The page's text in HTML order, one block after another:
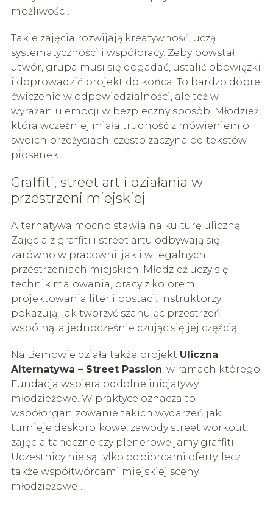
możliwości.
Takie zajęcia rozwijają kreatywność, uczą
systematyczności i współpracy. Żeby powstał
utwór, grupa musi się dogadać, ustalić obowiązki
i doprowadzić projekt do końca. To bardzo dobre
ćwiczenie w odpowiedzialności, ale też w
wyrażaniu emocji w bezpieczny sposób. Młodzież,
która wcześniej miała trudność z mówieniem o
swoich przeżyciach, często zaczyna od tekstów
piosenek.
Graffiti, street art i działania w
przestrzeni miejskiej
Alternatywa mocno stawia na kulturę uliczną.
Zajęcia z graffiti i street artu odbywają się
zarówno w pracowni, jak i w legalnych
przestrzeniach miejskich. Młodzież uczy się
technik malowania, pracy z kolorem,
projektowania liter i postaci. Instruktorzy
pokazują, jak tworzyć szanując przestrzeń
wspólną, a jednocześnie czując się jej częścią.
Na Bemowie działa także projekt Uliczna
Alternatywa – Street Passion, w ramach którego
Fundacja wspiera oddolne inicjatywy
młodzieżowe. W praktyce oznacza to
współorganizowanie takich wydarzeń jak
turnieje deskorolkowe, zawody street workout,
zajęcia taneczne czy plenerowe jamy graffiti.
Uczestnicy nie są tylko odbiorcami oferty, lecz
także współtwórcami miejskiej sceny
młodzieżowej.